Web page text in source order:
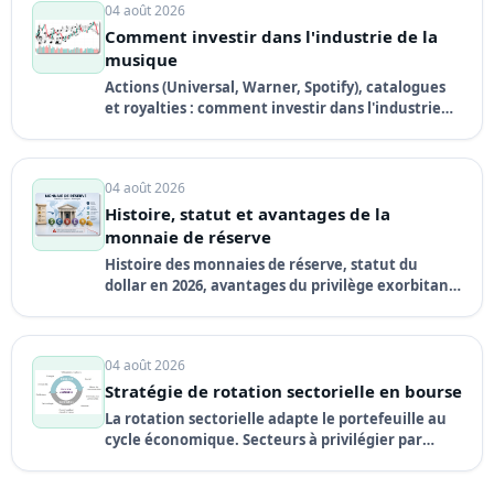
04 août 2026
Comment investir dans l'industrie de la
musique
Actions (Universal, Warner, Spotify), catalogues
et royalties : comment investir dans l'industrie
04 août 2026
Histoire, statut et avantages de la
monnaie de réserve
Histoire des monnaies de réserve, statut du
dollar en 2026, avantages du privilège exorbitant,
04 août 2026
Stratégie de rotation sectorielle en bourse
La rotation sectorielle adapte le portefeuille au
cycle économique. Secteurs à privilégier par